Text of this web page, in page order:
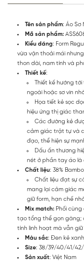
Tên sản phẩm: Áo Sơ
Mã sản phẩm:
Kiểu dáng: Form
vừa vặn thoải mái
thon dài, nam tính và
Thiết kế:
Thiết kế hướng
ngoài hoặc sơ vin
Họa tiết kẻ sọc
hiệu ứng thị giác
Các đường kẻ
cảm giác trật tự và
đạo, thể hiện sự
Dấu ấn thương
nét ở phần tay áo là
Chất liệu: 38%
Chất liệu đạt sự
mang lại cảm giác
giữ form, hạn chế
Mix match: Phối
tạo tổng thể gọn gàng;
tính linh hoạt mà vẫn giữ
Màu sắc: Đen kẻ
Size: 38/39/40/41/
Sản xuất: Việt Nam